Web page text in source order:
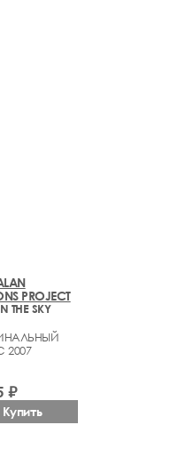
PROJECT
THE SKY
2007
₽
Купить